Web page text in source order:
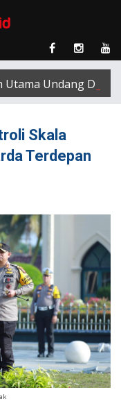
Undang
Skala
Terdepan